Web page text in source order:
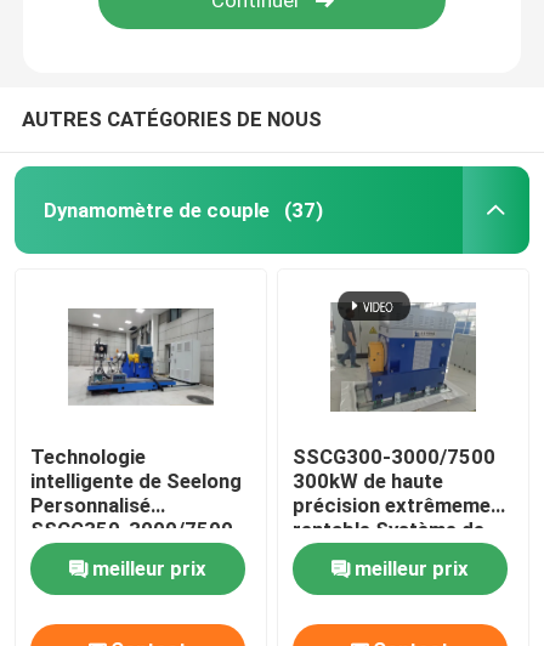
AUTRES CATÉGORIES DE NOUS
Dynamomètre de couple (37)
Technologie
intelligente de Seelong
Personnalisé
SSCG350-3000/7500
Banque de test de
performance
dynométrique du
moteur de 350 kW
meilleur prix
SSCG300-3000/7500
300kW de haute
précision extrêmement
rentable Système de
banc d'essai
dynamomètre
électrique pour tester
les performances du
meilleur prix